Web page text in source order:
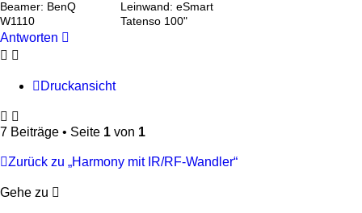
Beamer: BenQ
W1110
Leinwand: eSmart
Tatenso 100"
Antworten
Druckansicht
7 Beiträge • Seite 1 von 1
Zurück zu „Harmony mit IR/RF-Wandler“
Gehe zu